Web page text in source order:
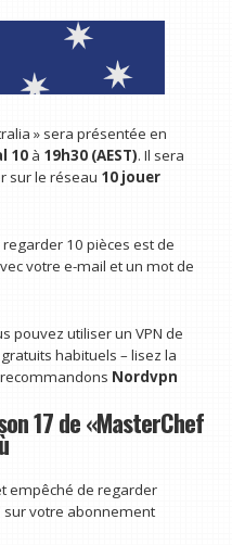
» sera présentée en
10 à 19h30 (AEST). Il sera
sur le réseau 10 jouer
10 pièces est de
votre e-mail et un mot de
pouvez utiliser un VPN de
habituels – lisez la
Nordvpn
17 de «MasterChef
empêché de regarder
sur votre abonnement